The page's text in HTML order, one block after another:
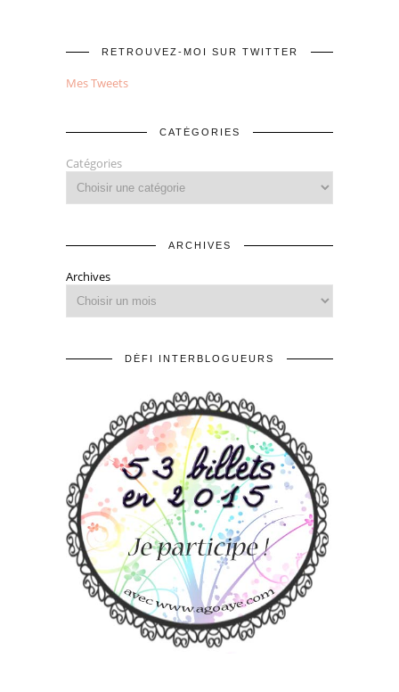
RETROUVEZ-MOI SUR TWITTER
Mes Tweets
CATÉGORIES
Catégories
ARCHIVES
Archives
DÉFI INTERBLOGUEURS